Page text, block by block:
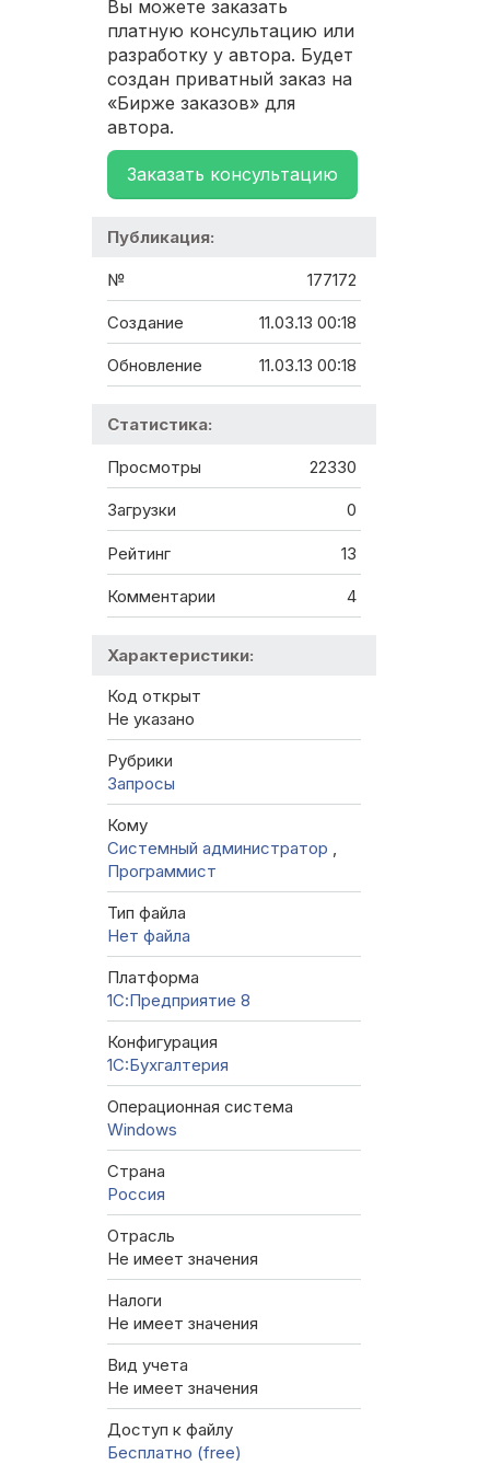
Вы можете заказать
платную консультацию или
разработку у автора. Будет
создан приватный заказ на
«Бирже заказов» для
автора.
Заказать консультацию
Публикация:
№ 177172
Создание 11.03.13 00:18
Обновление 11.03.13 00:18
Статистика:
Просмотры 22330
Загрузки 0
Рейтинг 13
Комментарии 4
Характеристики:
Код открыт
Не указано
Рубрики
Запросы
Кому
Системный администратор ,
Программист
Тип файла
Нет файла
Платформа
1С:Предприятие 8
Конфигурация
1C:Бухгалтерия
Операционная система
Windows
Страна
Россия
Отрасль
Не имеет значения
Налоги
Не имеет значения
Вид учета
Не имеет значения
Доступ к файлу
Бесплатно (free)